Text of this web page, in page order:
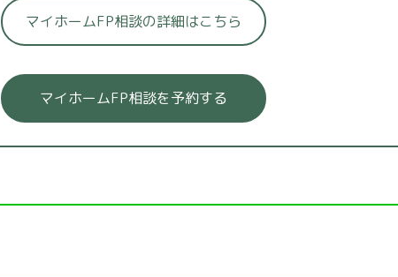
マイホームFP相談の詳細はこちら
マイホームFP相談を予約する